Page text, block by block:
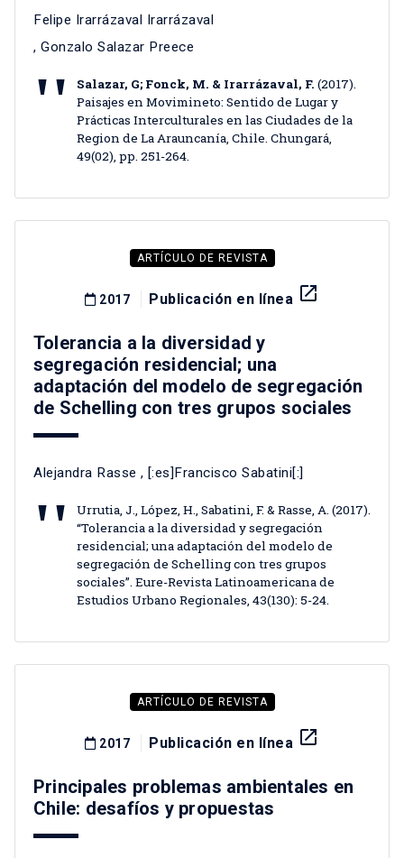
Felipe Irarrázaval Irarrázaval
, Gonzalo Salazar Preece
Salazar, G; Fonck, M. & Irarrázaval, F. (2017).
Paisajes en Movimineto: Sentido de Lugar y
Prácticas Interculturales en las Ciudades de la
Region de La Arauncanía, Chile. Chungará,
49(02), pp. 251-264.
ARTÍCULO DE REVISTA
2017 Publicación en línea launch
Tolerancia a la diversidad y
segregación residencial; una
adaptación del modelo de segregación
de Schelling con tres grupos sociales
Alejandra Rasse , [:es]Francisco Sabatini[:]
Urrutia, J., López, H., Sabatini, F. & Rasse, A. (2017).
“Tolerancia a la diversidad y segregación
residencial; una adaptación del modelo de
segregación de Schelling con tres grupos
sociales”. Eure-Revista Latinoamericana de
Estudios Urbano Regionales, 43(130): 5-24.
ARTÍCULO DE REVISTA
2017 Publicación en línea launch
Principales problemas ambientales en
Chile: desafíos y propuestas